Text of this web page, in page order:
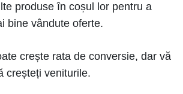
produse în coșul lor pentru a
bine vândute oferte.
crește rata de conversie, dar vă
creșteți veniturile.